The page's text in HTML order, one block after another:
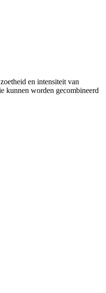
en intensiteit van
kunnen worden gecombineerd